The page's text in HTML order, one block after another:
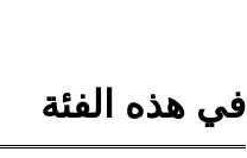
في هذه الفئة